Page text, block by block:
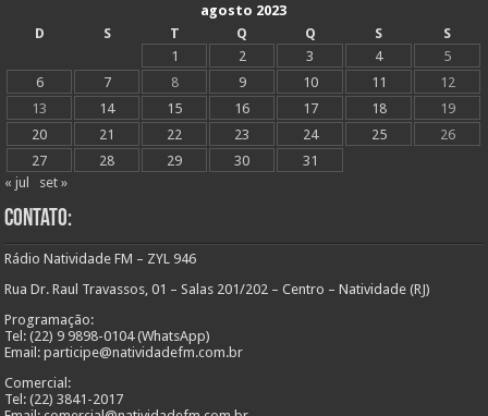
agosto 2023
D
S T Q Q S
S
1
2 3 4
5
6
7 8 9 10 11
12
13
14 15 16 17 18
19
20
21 22 23 24 25
26
27
28 29 30
31
« jul
set »
Contato:
Rádio Natividade FM – ZYL 946
Rua Dr. Raul Travassos, 01 – Salas 201/202 – Centro – Natividade (RJ)
Programação:
Tel: (22) 9 9898-0104 (WhatsApp)
Email: participe@natividadefm.com.br
Comercial:
Tel: (22) 3841-2017